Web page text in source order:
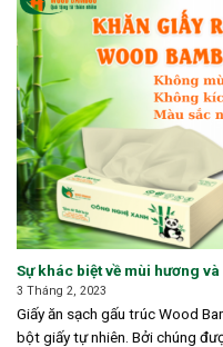
Sự khác biệt về mùi hương
Bamboo và giấy kém chất
3 Tháng 2, 2023
Giấy ăn sạch gấu trúc Wood
bột giấy tự nhiên. Bởi chúng